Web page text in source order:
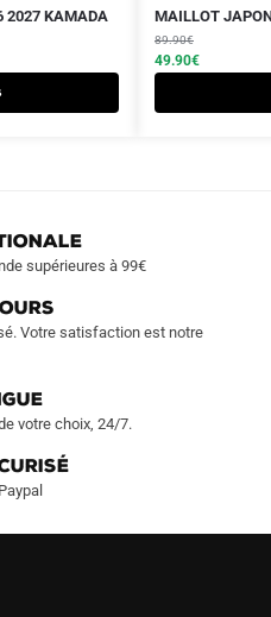
2027 KAMADA MAILLOT
89.90€
Le
prix
initial
était :
49.90€
Le
prix
actuel
est :
Ce
produit
a
la
supérieures à 99€
Votre satisfaction est notre
votre choix, 24/7.